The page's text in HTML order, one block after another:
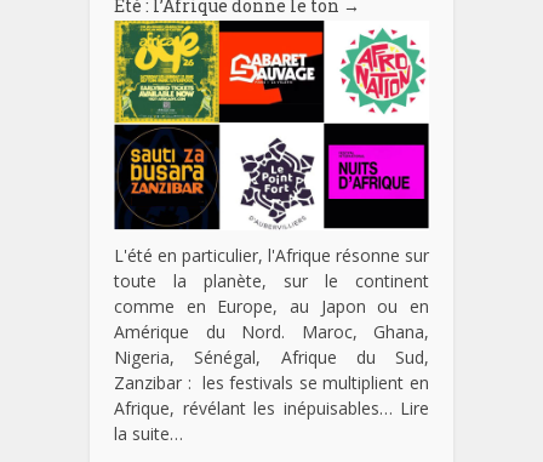
Eté : l’Afrique donne le ton →
L'été en particulier, l'Afrique résonne sur
toute la planète, sur le continent
comme en Europe, au Japon ou en
Amérique du Nord. Maroc, Ghana,
Nigeria, Sénégal, Afrique du Sud,
Zanzibar : les festivals se multiplient en
Afrique, révélant les inépuisables… Lire
la suite…